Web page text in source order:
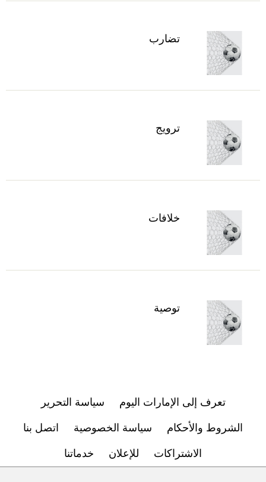
تضارب
ترويج
خلافات
توصية
تعرف إلى الإمارات اليوم سياسة التحرير
الشروط والأحكام سياسة الخصوصية اتصل بنا
الاشتراكات للإعلان خدماتنا